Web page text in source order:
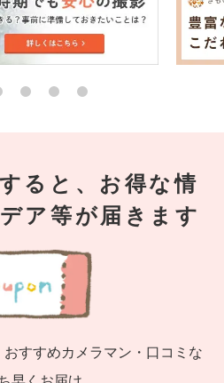
ると、お得な情
ア等が届きます
すすめカメラマン・口コミな